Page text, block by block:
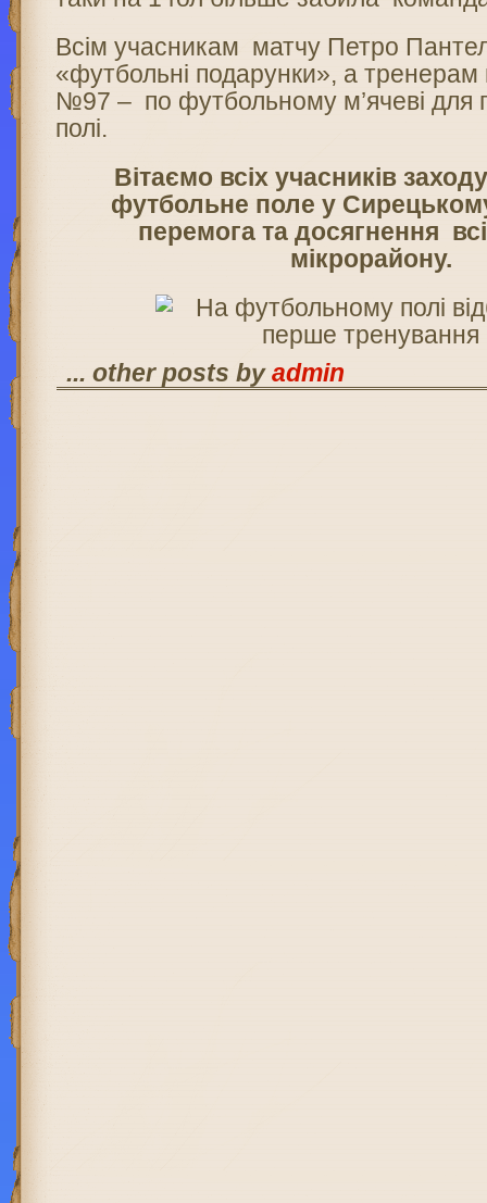
Всім учасникам матчу Петро
«футбольні подарунки», а
№97 – по футбольному м’ячеві для
полі.
Вітаємо всіх учасників
футбольне поле у
перемога та досягнення
мікрорайону.
... other posts byadmin